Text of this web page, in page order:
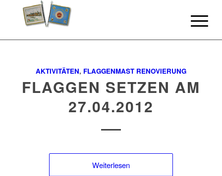
AKTIVITÄTEN, FLAGGENMAST RENOVIERUNG
FLAGGEN SETZEN AM
27.04.2012
Weiterlesen